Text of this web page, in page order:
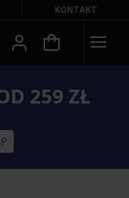
KONTAKT
259 ZŁ